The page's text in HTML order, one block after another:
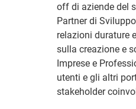
off di aziende del
Partner di
relazioni durature
sulla creazione e
Imprese e
utenti e gli altri
stakeholder